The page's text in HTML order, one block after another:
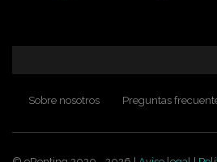
Sobre nosotros Preguntas